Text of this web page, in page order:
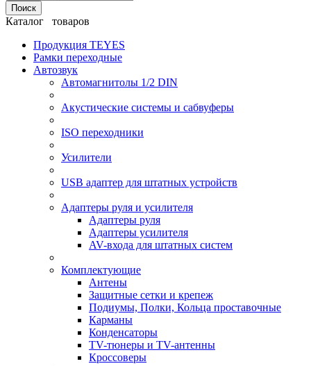
Поиск
Каталог товаров
Продукция TEYES
Рамки переходные
Автозвук
Автомагнитолы 1/2 DIN
Акустические системы и сабвуферы
ISO переходники
Усилители
USB адаптер для штатных устройств
Адаптеры руля и усилителя
Адаптеры руля
Адаптеры усилителя
AV-входа для штатных систем
Комплектующие
Антены
Защитные сетки и крепеж
Подиумы, Полки, Кольца проставочные
Карманы
Конденсаторы
TV-тюнеры и TV-антенны
Кроссоверы